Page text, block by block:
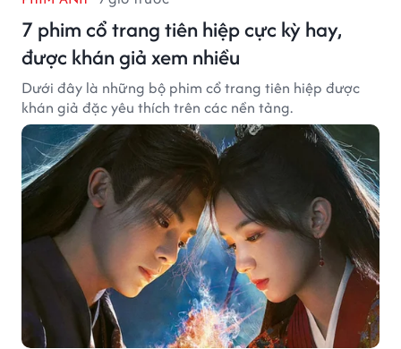
7 phim cổ trang tiên hiệp cực kỳ hay,
được khán giả xem nhiều
Dưới đây là những bộ phim cổ trang tiên hiệp được
khán giả đặc yêu thích trên các nền tảng.